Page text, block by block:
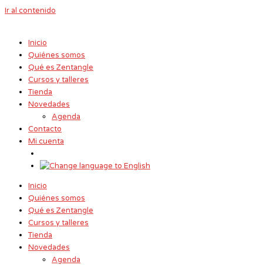
Ir al contenido
Inicio
Quiénes somos
Qué es Zentangle
Cursos y talleres
Tienda
Novedades
Agenda
Contacto
Mi cuenta
Inicio
Quiénes somos
Qué es Zentangle
Cursos y talleres
Tienda
Novedades
Agenda